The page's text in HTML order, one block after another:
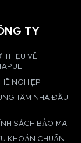
TY
THIỆU VỀ
NGHIỆP
TÂM NHÀ ĐẦU
SÁCH BẢO MẬT
KHOẢN CHUẨN